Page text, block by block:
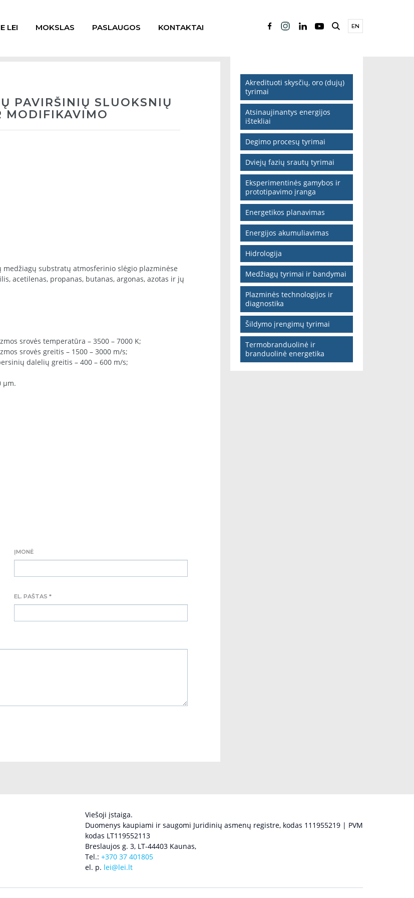
LEI MOKSLAS PASLAUGOS KONTAKTAI EN
PAVIRŠINIŲ SLUOKSNIŲ
MODIFIKAVIMO
substratų atmosferinio slėgio plazminėse
acetilenas, propanas, butanas, argonas, azotas ir jų
srovės temperatūra – 3500 – 7000 K;
srovės greitis – 1500 – 3000 m/s;
dalelių greitis – 400 – 600 m/s;
µm.
ĮMONĖ
EL. PAŠTAS *
Akredituoti skysčių, oro (dujų)
tyrimai
Atsinaujinantys energijos
ištekliai
Degimo procesų tyrimai
Dviejų fazių srautų tyrimai
Eksperimentinės gamybos ir
prototipavimo įranga
Energetikos planavimas
Energijos akumuliavimas
Hidrologija
Medžiagų tyrimai ir bandymai
Plazminės technologijos ir
diagnostika
Šildymo įrengimų tyrimai
Termobranduolinė ir
branduolinė energetika
Viešoji įstaiga.
Duomenys kaupiami ir saugomi Juridinių asmenų registre, kodas 111955219 | PVM
kodas LT119552113
Breslaujos g. 3, LT-44403 Kaunas,
Tel.: +370 37 401805
el. p. lei@lei.lt